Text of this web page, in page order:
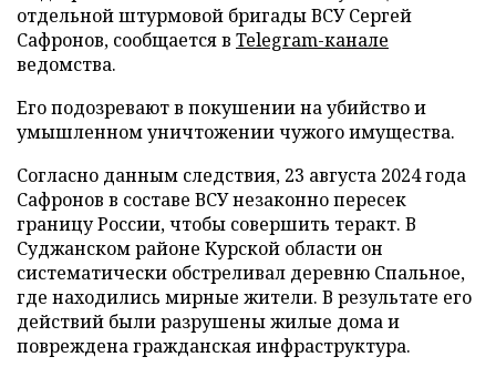
отдельной штурмовой бригады ВСУ Сергей
Сафронов, сообщается в Telegram-канале
ведомства.
Его подозревают в покушении на убийство и
умышленном уничтожении чужого имущества.
Согласно данным следствия, 23 августа 2024 года
Сафронов в составе ВСУ незаконно пересек
границу России, чтобы совершить теракт. В
Суджанском районе Курской области он
систематически обстреливал деревню Спальное,
где находились мирные жители. В результате его
действий были разрушены жилые дома и
повреждена гражданская инфраструктура.